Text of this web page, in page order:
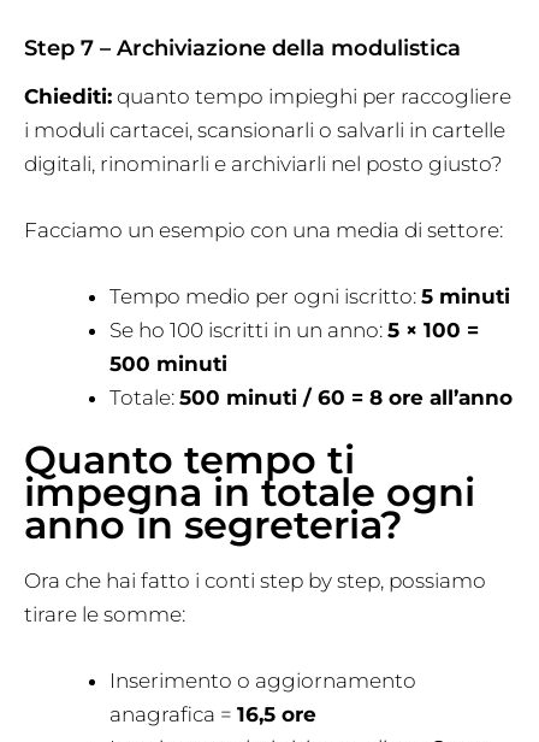
Step 7 – Archiviazione della modulistica
Chiediti: quanto tempo impieghi per raccogliere
i moduli cartacei, scansionarli o salvarli in cartelle
digitali, rinominarli e archiviarli nel posto giusto?
Facciamo un esempio con una media di settore:
Tempo medio per ogni iscritto: 5 minuti
Se ho 100 iscritti in un anno: 5 × 100 =
500 minuti
Totale: 500 minuti / 60 = 8 ore all’anno
Quanto tempo ti
impegna in totale ogni
anno in segreteria?
Ora che hai fatto i conti step by step, possiamo
tirare le somme:
Inserimento o aggiornamento
anagrafica = 16,5 ore